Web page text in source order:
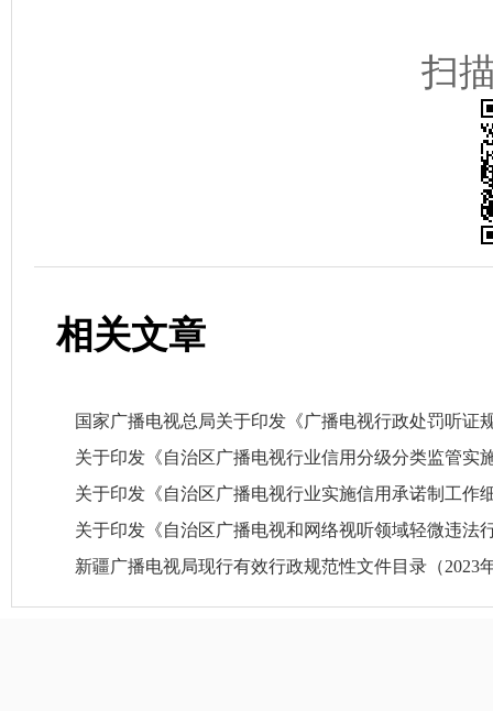
扫
相关文章
国家广播电视总局关于印发《广播电视行政处罚听证
关于印发《自治区广播电视行业信用分级分类监管实
关于印发《自治区广播电视行业实施信用承诺制工作
关于印发《自治区广播电视和网络视听领域轻微违法
新疆广播电视局现行有效行政规范性文件目录（2023